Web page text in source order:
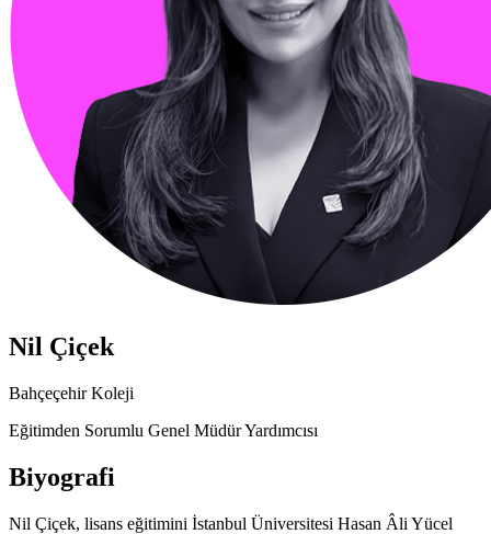
Nil Çiçek
Bahçeçehir Koleji
Eğitimden Sorumlu Genel Müdür Yardımcısı
Biyografi
Nil Çiçek, lisans eğitimini İstanbul Üniversitesi Hasan Âli Yücel